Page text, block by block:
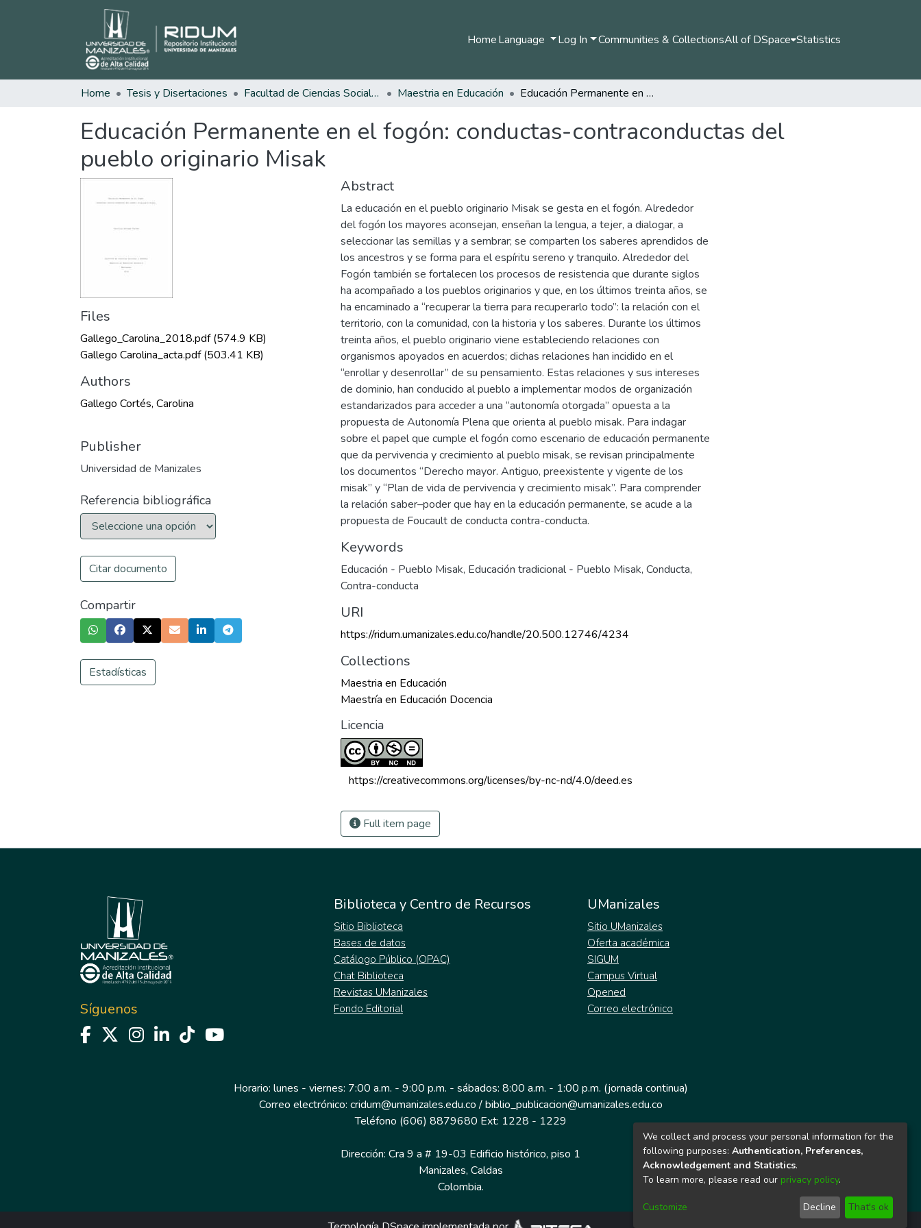
HomeLanguage Log In Communities & CollectionsAll of DSpace Statistics
Home Tesis y Disertaciones Facultad de Ciencias Sociales y Humanas Maestria en Educación Educación Permanente en el fogón: conductas-contraconductas del pueblo originario Misak
Educación Permanente en el fogón: conductas-contraconductas del
pueblo originario Misak
Files
Gallego_Carolina_2018.pdf(574.9 KB)
Gallego Carolina_acta.pdf(503.41 KB)
Authors
Gallego Cortés, Carolina
Publisher
Universidad de Manizales
Referencia bibliográfica
Citar documento
Compartir
Estadísticas
Abstract
La educación en el pueblo originario Misak se gesta en el fogón. Alrededor
del fogón los mayores aconsejan, enseñan la lengua, a tejer, a dialogar, a
seleccionar las semillas y a sembrar; se comparten los saberes aprendidos de
los ancestros y se forma para el espíritu sereno y tranquilo. Alrededor del
Fogón también se fortalecen los procesos de resistencia que durante siglos
ha acompañado a los pueblos originarios y que, en los últimos treinta años, se
ha encaminado a “recuperar la tierra para recuperarlo todo”: la relación con el
territorio, con la comunidad, con la historia y los saberes. Durante los últimos
treinta años, el pueblo originario viene estableciendo relaciones con
organismos apoyados en acuerdos; dichas relaciones han incidido en el
“enrollar y desenrollar” de su pensamiento. Estas relaciones y sus intereses
de dominio, han conducido al pueblo a implementar modos de organización
estandarizados para acceder a una “autonomía otorgada” opuesta a la
propuesta de Autonomía Plena que orienta al pueblo misak. Para indagar
sobre el papel que cumple el fogón como escenario de educación permanente
que da pervivencia y crecimiento al pueblo misak, se revisan principalmente
los documentos “Derecho mayor. Antiguo, preexistente y vigente de los
misak” y “Plan de vida de pervivencia y crecimiento misak”. Para comprender
la relación saber–poder que hay en la educación permanente, se acude a la
propuesta de Foucault de conducta contra-conducta.
Keywords
Educación - Pueblo Misak, Educación tradicional - Pueblo Misak, Conducta,
Contra-conducta
URI
https://ridum.umanizales.edu.co/handle/20.500.12746/4234
Collections
Maestria en Educación
Maestría en Educación Docencia
Licencia
https://creativecommons.org/licenses/by-nc-nd/4.0/deed.es
Full item page
Síguenos
Biblioteca y Centro de Recursos
Sitio Biblioteca
Bases de datos
Catálogo Público (OPAC)
Chat Biblioteca
Revistas UManizales
Fondo Editorial
UManizales
Sitio UManizales
Oferta académica
SIGUM
Campus Virtual
Opened
Correo electrónico
Horario: lunes - viernes: 7:00 a.m. - 9:00 p.m. - sábados: 8:00 a.m. - 1:00 p.m. (jornada continua)
Correo electrónico: cridum@umanizales.edu.co / biblio_publicacion@umanizales.edu.co
Teléfono (606) 8879680 Ext: 1228 - 1229
Dirección: Cra 9 a # 19-03 Edificio histórico, piso 1
Manizales, Caldas
Colombia.
We collect and process your personal information for the
following purposes: Authentication, Preferences,
Acknowledgement and Statistics.
To learn more, please read our privacy policy.
Customize Decline That's ok